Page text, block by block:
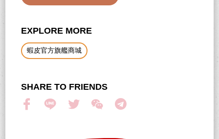
EXPLORE MORE
蝦皮官方旗艦商城
SHARE TO FRIENDS